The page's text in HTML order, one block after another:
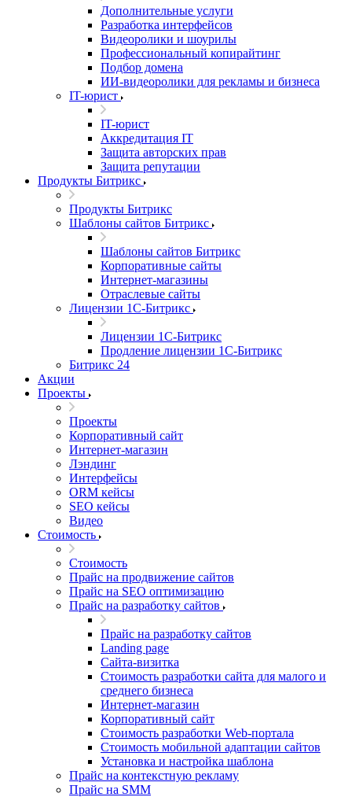
Дополнительные услуги
Разработка интерфейсов
Видеоролики и шоурилы
Профессиональный копирайтинг
Подбор домена
ИИ-видеоролики для рекламы и бизнеса
IT-юрист
IT-юрист
Аккредитация IT
Защита авторских прав
Защита репутации
Продукты Битрикс
Продукты Битрикс
Шаблоны сайтов Битрикс
Шаблоны сайтов Битрикс
Корпоративные сайты
Интернет-магазины
Отраслевые сайты
Лицензии 1С-Битрикс
Лицензии 1С-Битрикс
Продление лицензии 1С-Битрикс
Битрикс 24
Акции
Проекты
Проекты
Корпоративный сайт
Интернет-магазин
Лэндинг
Интерфейсы
ORM кейсы
SEO кейсы
Видео
Стоимость
Стоимость
Прайс на продвижение сайтов
Прайс на SEO оптимизацию
Прайс на разработку сайтов
Прайс на разработку сайтов
Landing page
Cайта-визитка
Стоимость разработки сайта для малого и
среднего бизнеса
Интернет-магазин
Корпоративный сайт
Стоимость разработки Web-портала
Стоимость мобильной адаптации сайтов
Установка и настройка шаблона
Прайс на контекстную рекламу
Прайс на SMM